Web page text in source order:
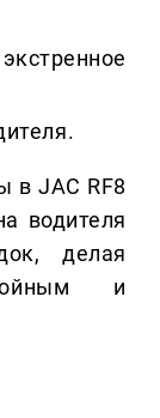
в JAC RF8
водителя
делая
и